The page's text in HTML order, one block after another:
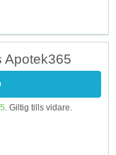
Apotek365
. Giltig tills vidare.